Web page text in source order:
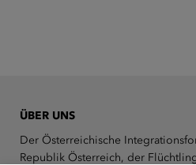
ÜBER UNS
Der Österreichische
Republik Österreich, der